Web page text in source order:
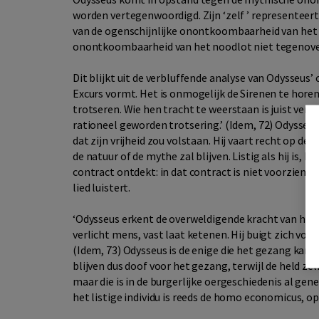
worden vertegenwoordigd. Zijn ‘zelf ’
van de ogenschijnlijke onontkoombaarheid van
onontkoombaarheid van het noodlot niet
Dit blijkt uit de verbluffende analyse van
Excurs vormt. Het is onmogelijk de Sirenen te
trotseren. Wie hen tracht te weerstaan is juist
rationeel geworden trotsering.’ (Idem, 72)
dat zijn vrijheid zou volstaan. Hij vaart recht op de
de natuur of de mythe zal blijven. Listig als hij is,
contract ontdekt: in dat contract is niet voorzien
lied luistert.
‘Odysseus erkent de overweldigende kracht van
verlicht mens, vast laat ketenen. Hij buigt zich voor
(Idem, 73) Odysseus is de enige die het gezang
blijven dus doof voor het gezang, terwijl de held
maar die is in de burgerlijke oergeschiedenis al
het listige individu is reeds de homo economicus,